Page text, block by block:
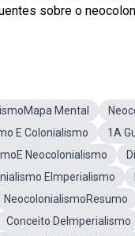
sobre o
Mental
E Colonialismo
1A
Neocolonialismo
EImperialismo
NeocolonialismoResumo
Conceito DeImperialismo